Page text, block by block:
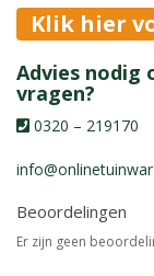
Klik hier
Advies nodig
vragen?
0320 – 219170
Beoordelingen
Er zijn geen